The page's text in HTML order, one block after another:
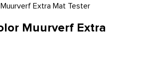
Extra Mat Tester
Muurverf Extra